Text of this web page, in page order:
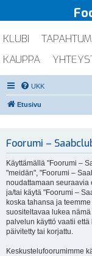
KLUBI
KAUPPA
UKK
Etusivu
Foorumi –
Käyttämällä "Foorumi –
"meidän", "Foorumi –
noudattamaan seuraavia
ja/tai käytä "Foorumi –
koska tahansa ja
suositeltavaa lukea
palvelun käyttö vaatii
päivitetty tai korjattu.
Keskustelufoorumimme